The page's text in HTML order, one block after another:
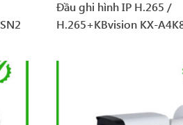
Đầu ghi hình IP H.265 /
H.265+KBvision KX-